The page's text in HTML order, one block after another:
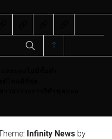
Infinity News by